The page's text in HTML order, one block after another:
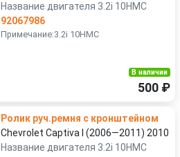
Название двигателя 3.2i 10HMC
92067986
Примечание:3.2i 10HMC
В наличии
500 ₽
Ролик руч.ремня с кронштейном
Chevrolet Captiva I (2006—2011) 2010
Название двигателя 3.2i 10HMC